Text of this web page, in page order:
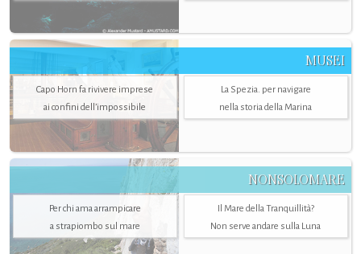
MUSEI
Capo Horn fa rivivere imprese
ai confini dell’impossibile
La Spezia. per navigare
nella storia della Marina
NONSOLOMARE
Per chi ama arrampicare
a strapiombo sul mare
Il Mare della Tranquillità?
Non serve andare sulla Luna